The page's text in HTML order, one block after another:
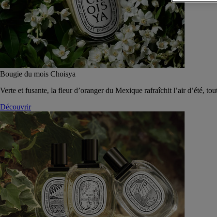
Bougie du mois Choisya
Verte et fusante, la fleur d’oranger du Mexique rafraîchit l’air d’été,
Découvrir